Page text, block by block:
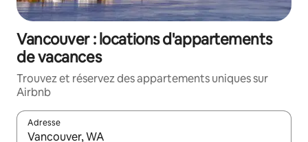
Vancouver : locations d'appartements
de vacances
Trouvez et réservez des appartements uniques sur
Airbnb
Adresse
Lorsque les résultats s'affichent, utilisez les flèches vers le